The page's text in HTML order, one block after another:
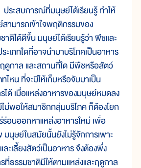
สบการณ์ที่มนุษย์ได้เรียนรู้ ทำให้
ามารถเข้าใจพฤติกรรมของ
าติได้ดีขึ้น มนุษย์ได้เรียนรู้ว่า พืชและ
ะเภทใดที่อาจนำมาบริโภคเป็นอาหาร
ฤดูกาล และสถานที่ใด มีพืชหรือสัตว์
ทไหน ที่จะมีให้เก็บหรือจับมาเป็น
ได้ เมื่อแหล่งอาหารของมนุษย์หมดลง
ม่พอให้สมาชิกกลุ่มบริโภค ก็ต้องโยก
ร่อนออกหาแหล่งอาหารใหม่ เพื่อ
มนุษย์ในสมัยนั้นยังไม่รู้จักการเพาะ
ละเลี้ยงสัตว์เป็นอาหาร จึงต้องพึ่ง
ที่ธรรมชาติมีให้ตามแหล่งและฤดูกาล